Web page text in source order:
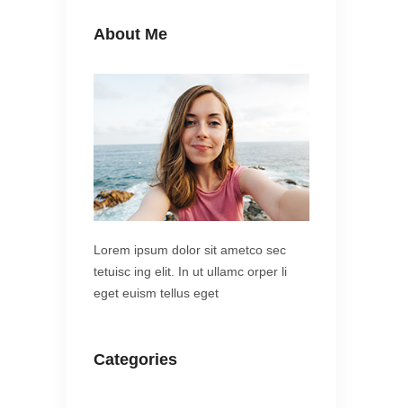
About Me
Lorem ipsum dolor sit ametco sec
tetuisc ing elit. In ut ullamc orper li
eget euism tellus eget
Categories